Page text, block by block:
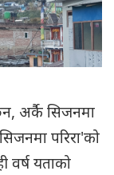
अर्कै सिजनमा
परिरा'को
वर्ष यताको